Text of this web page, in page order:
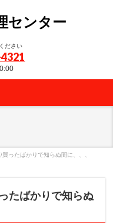
センター
ださい
ったばかりで知らぬ間に、、、
たばかりで知らぬ